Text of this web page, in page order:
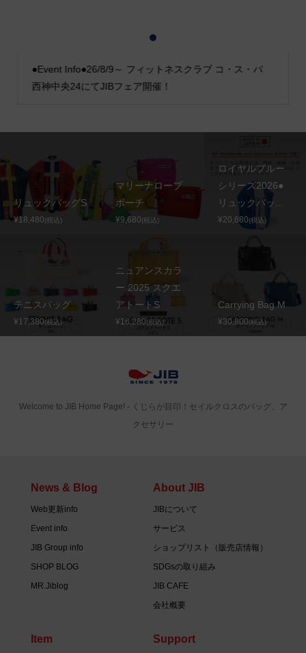
●Event Info●26/8/9～ フィットネスクラブ コ・ス・パ
西神中央24にてJIBフェア開催！
2
リュックバッグS
¥18,480(税込)
マリーナロープ
ポーチ
¥9,680(税込)
ロイヤルブルー
シリーズ2026●
リュックバッ...
¥20,680(税込)
テニスバッグ
¥17,380(税込)
ニュアンスカラ
ー 2025 スクエ
アトートS
¥16,280(税込)
Carrying Bag M
¥30,800(税込)
Welcome to JIB Home Page! ‐ くじらが目印！セイルクロスのバッグ、ア
クセサリー
News & Blog
Web更新info
Event info
JIB Group info
SHOP BLOG
MR.Jiblog
About JIB
JIBについて
サービス
ショップリスト（販売店情報）
SDGsの取り組み
JIB CAFE
会社概要
Item Support